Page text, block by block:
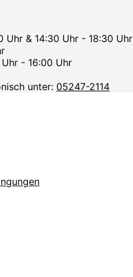
Uhr & 14:30 Uhr - 18:30 Uhr
- 16:00 Uhr
unter: 05247-2114